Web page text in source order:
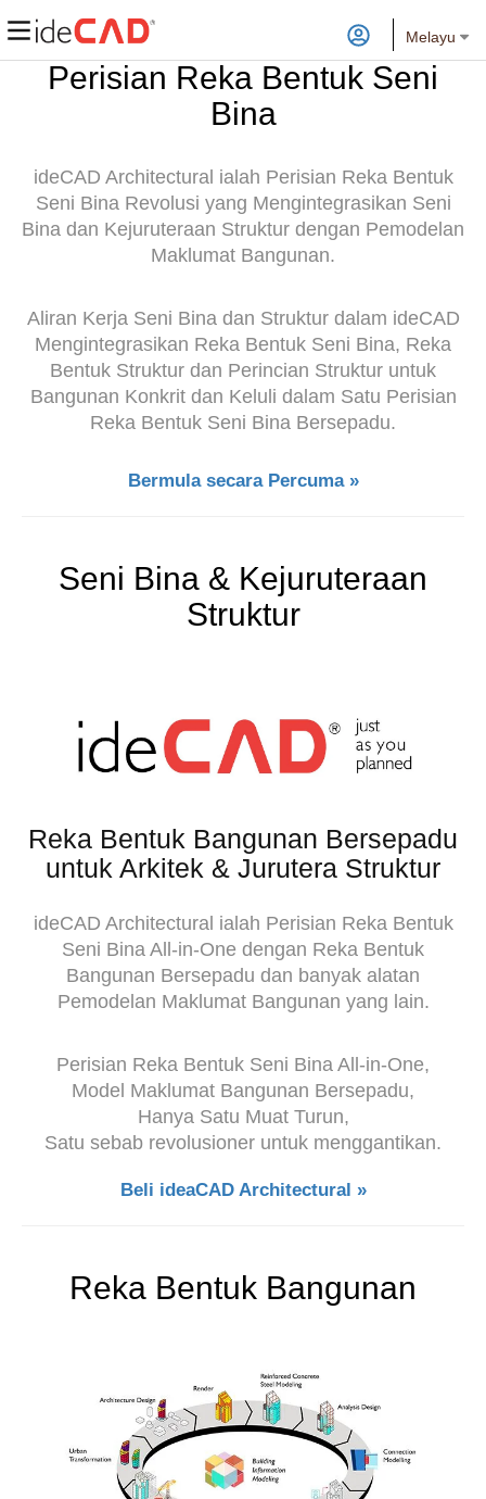
Melayu
Perisian Reka Bentuk Seni
Bina
ideCAD Architectural ialah Perisian Reka Bentuk
Seni Bina Revolusi yang Mengintegrasikan Seni
Bina dan Kejuruteraan Struktur dengan Pemodelan
Maklumat Bangunan.
Aliran Kerja Seni Bina dan Struktur dalam ideCAD
Mengintegrasikan Reka Bentuk Seni Bina, Reka
Bentuk Struktur dan Perincian Struktur untuk
Bangunan Konkrit dan Keluli dalam Satu Perisian
Reka Bentuk Seni Bina Bersepadu.
Bermula secara Percuma »
Seni Bina & Kejuruteraan
Struktur
Reka Bentuk Bangunan Bersepadu
untuk Arkitek & Jurutera Struktur
ideCAD Architectural ialah Perisian Reka Bentuk
Seni Bina All-in-One dengan Reka Bentuk
Bangunan Bersepadu dan banyak alatan
Pemodelan Maklumat Bangunan yang lain.
Perisian Reka Bentuk Seni Bina All-in-One,
Model Maklumat Bangunan Bersepadu,
Hanya Satu Muat Turun,
Satu sebab revolusioner untuk menggantikan.
Beli ideaCAD Architectural »
Reka Bentuk Bangunan